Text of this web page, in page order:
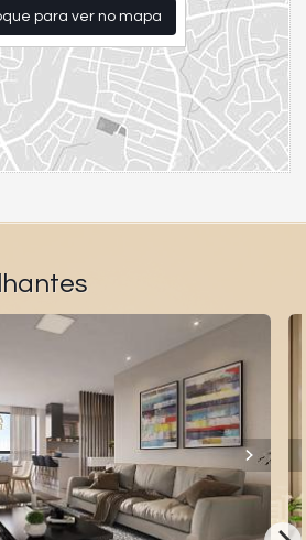
para ver no mapa